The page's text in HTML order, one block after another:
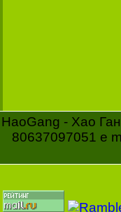
- Хао
80637097051 e